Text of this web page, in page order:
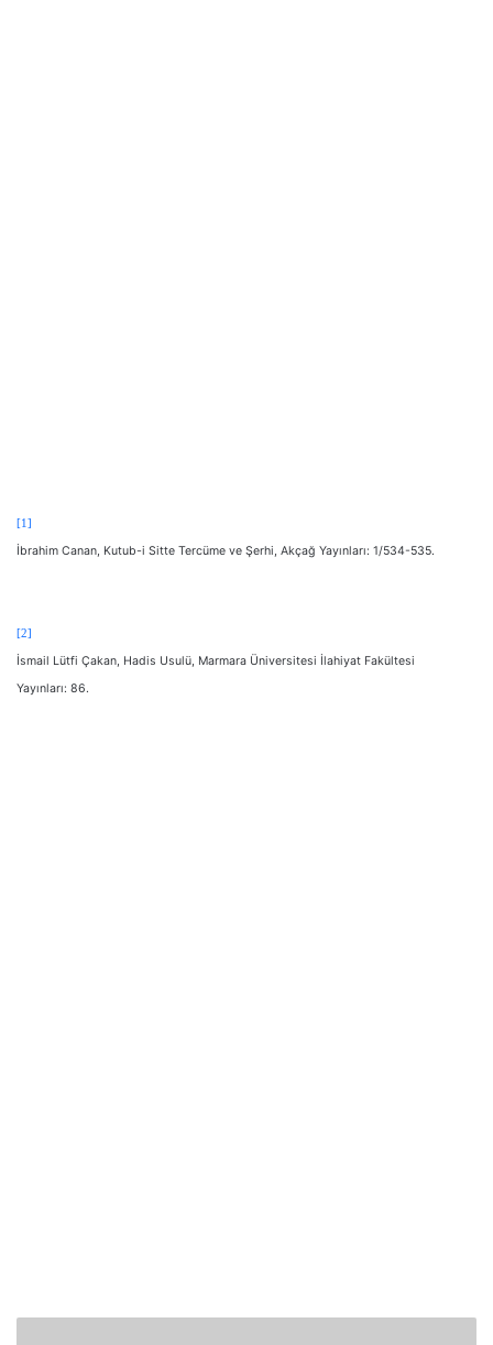
[1]
İbrahim Canan, Kutub-i Sitte Tercüme ve Şerhi, Akçağ Yayınları: 1/534-535.
[2]
İsmail Lütfi Çakan, Hadis Usulü, Marmara Üniversitesi İlahiyat Fakültesi
Yayınları: 86.